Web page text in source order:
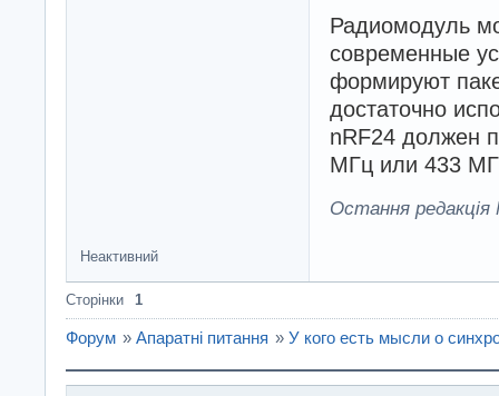
Радиомодуль
современные
формируют
достаточно
nRF24 должен
МГц или 433
Остання редакція
Неактивний
Сторінки 1
Форум » Апаратні питання » У кого есть мысли о